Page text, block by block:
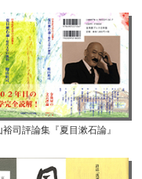
裕司評論集『夏目漱石論』